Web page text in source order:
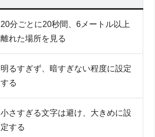
20分ごとに20秒間、6メートル以上
離れた場所を見る
明るすぎず、暗すぎない程度に設定
する
小さすぎる文字は避け、大きめに設
定する